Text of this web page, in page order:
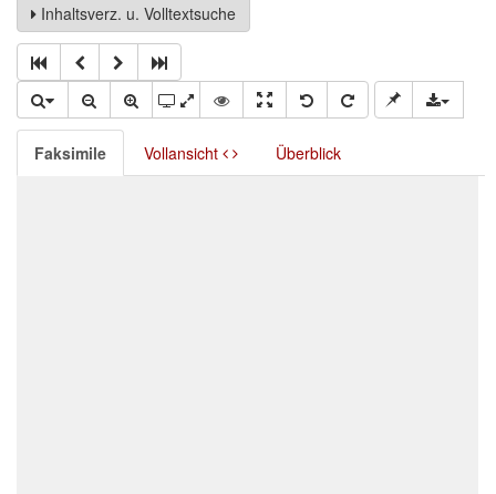
Inhaltsverz. u. Volltextsuche
Faksimile Vollansicht Überblick